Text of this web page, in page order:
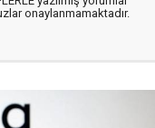
onaylanmamaktadır.